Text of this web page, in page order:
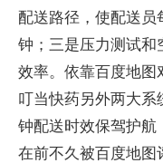
配送路径，使配送员
钟；三是压力测试和
效率。依靠百度地图
叮当快药另外两大系
钟配送时效保驾护航
在前不久被百度地图